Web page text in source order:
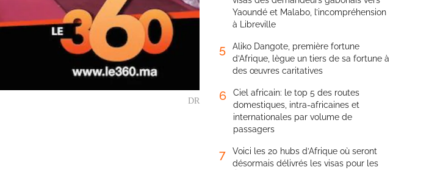
DR
Yaoundé et Malabo, l’incompréhension
à Libreville
5
Aliko Dangote, première fortune
d’Afrique, lègue un tiers de sa fortune à
des œuvres caritatives
6
Ciel africain: le top 5 des routes
domestiques, intra-africaines et
internationales par volume de
passagers
7
Voici les 20 hubs d’Afrique où seront
désormais délivrés les visas pour les